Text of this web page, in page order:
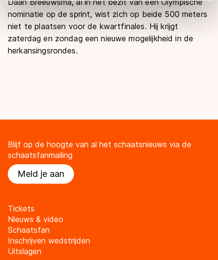
adequaat beschermingsniveau geldt volgens de GDPR.
Door op ‘Toestaan’ te klikken, stemt u in met deze
overdracht. Meer informatie vindt u in onscookiebeleid
nominatie op de sprint, wist zich op beide 500 meters
niet te plaatsen voor de kwartfinales. Hij krijgt
zaterdag en zondag een nieuwe mogelijkheid in de
herkansingsrondes.
Blijf op de hoogte van al het schaatsnieuws via de
schaatsfanmailing
Meld je aan
Tickets
Nieuws & video
Schaatsfan
Inschrijven wedstrijden
Uitslagen